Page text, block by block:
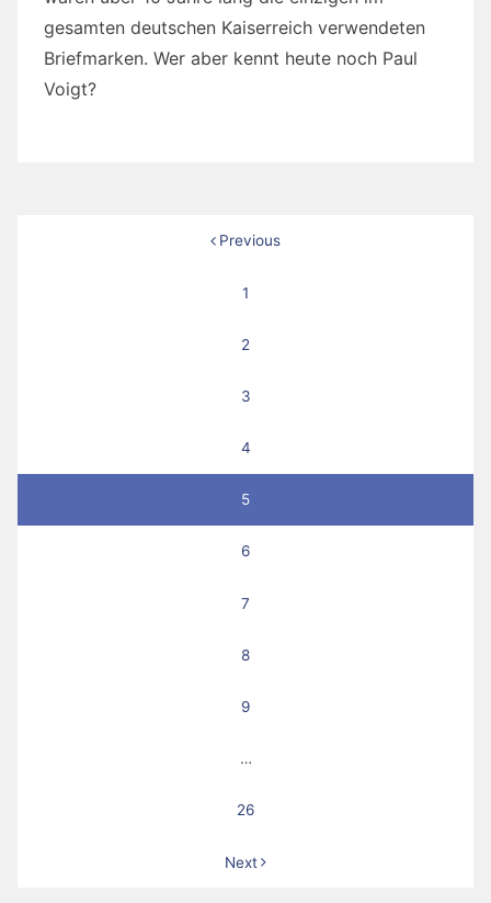
gesamten deutschen Kaiserreich verwendeten
Briefmarken. Wer aber kennt heute noch Paul
Voigt?
Seitennummerierung
Previous
1
2
3
4
5
6
7
8
9
…
26
Next